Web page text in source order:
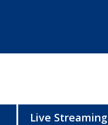
Live Streaming